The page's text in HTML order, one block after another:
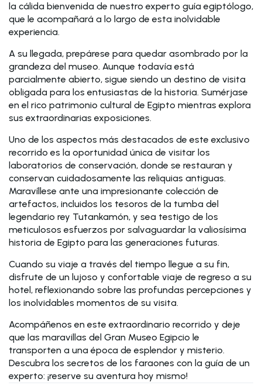
la cálida bienvenida de nuestro experto guía egiptólogo,
que le acompañará a lo largo de esta inolvidable
experiencia.
A su llegada, prepárese para quedar asombrado por la
grandeza del museo. Aunque todavía está
parcialmente abierto, sigue siendo un destino de visita
obligada para los entusiastas de la historia. Sumérjase
en el rico patrimonio cultural de Egipto mientras explora
sus extraordinarias exposiciones.
Uno de los aspectos más destacados de este exclusivo
recorrido es la oportunidad única de visitar los
laboratorios de conservación, donde se restauran y
conservan cuidadosamente las reliquias antiguas.
Maravíllese ante una impresionante colección de
artefactos, incluidos los tesoros de la tumba del
legendario rey Tutankamón, y sea testigo de los
meticulosos esfuerzos por salvaguardar la valiosísima
historia de Egipto para las generaciones futuras.
Cuando su viaje a través del tiempo llegue a su fin,
disfrute de un lujoso y confortable viaje de regreso a su
hotel, reflexionando sobre las profundas percepciones y
los inolvidables momentos de su visita.
Acompáñenos en este extraordinario recorrido y deje
que las maravillas del Gran Museo Egipcio le
transporten a una época de esplendor y misterio.
Descubra los secretos de los faraones con la guía de un
experto: ¡reserve su aventura hoy mismo!